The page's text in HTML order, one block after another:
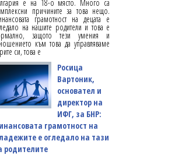
е на 18-о място. Много са
причините за това нещо.
грамотност на децата е
на нашите родители и това е
защото тези умения и
към това да управляваме
си, това е
Росица
Вартоник,
основател и
директор на
ИФГ, за БНР:
грамотност на
е огледало на тази
родителите